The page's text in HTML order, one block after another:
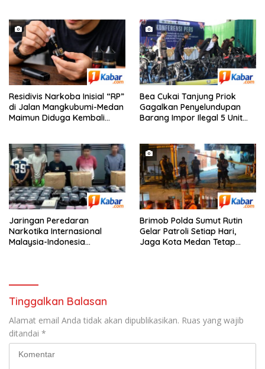
Residivis Narkoba Inisial “RP”
di Jalan Mangkubumi-Medan
Maimun Diduga Kembali
Tangan
Bea Cukai Tanjung Priok
Gagalkan Penyelundupan
Barang Impor Ilegal 5 Unit
Frame Rangka Bekas Asal
Tiongkok
Jaringan Peredaran
Narkotika Internasional
Malaysia-Indonesia
Ekstasi
Brimob Polda Sumut Rutin
Gelar Patroli Setiap Hari,
Jaga Kota Medan Tetap
Tinggalkan Balasan
Alamat email Anda tidak akan dipublikasikan. Ruas yang wajib
ditandai *